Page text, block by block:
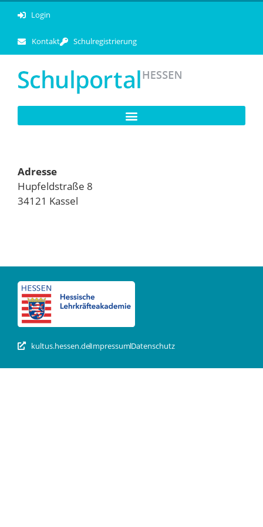
Login
Kontakt Schulregistrierung
Adresse
Hupfeldstraße 8
34121 Kassel
kultus.hessen.deImpressumDatenschutz